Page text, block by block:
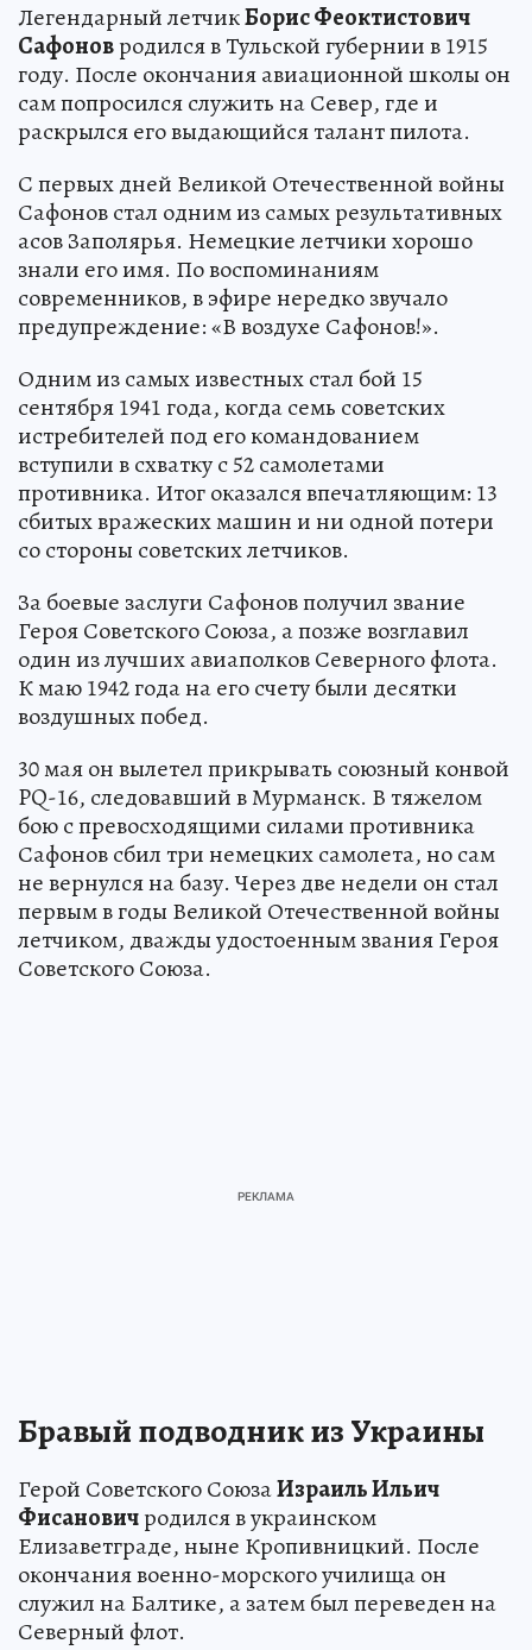
Легендарный летчикБорис Феоктистович
Сафоновродился в Тульской губернии в 1915
году. После окончания авиационной школы он
сам попросился служить на Север, где и
раскрылся его выдающийся талант пилота.
С первых дней Великой Отечественной войны
Сафонов стал одним из самых результативных
асов Заполярья. Немецкие летчики хорошо
знали его имя. По воспоминаниям
современников, в эфире нередко звучало
предупреждение: «В воздухе Сафонов!».
Одним из самых известных стал бой 15
сентября 1941 года, когда семь советских
истребителей под его командованием
вступили в схватку с 52 самолетами
противника. Итог оказался впечатляющим: 13
сбитых вражеских машин и ни одной потери
со стороны советских летчиков.
За боевые заслуги Сафонов получил звание
Героя Советского Союза, а позже возглавил
один из лучших авиаполков Северного флота.
К маю 1942 года на его счету были десятки
воздушных побед.
30 мая он вылетел прикрывать союзный конвой
PQ-16, следовавший в Мурманск. В тяжелом
бою с превосходящими силами противника
Сафонов сбил три немецких самолета, но сам
не вернулся на базу. Через две недели он стал
первым в годы Великой Отечественной войны
летчиком, дважды удостоенным звания Героя
Советского Союза.
Бравый подводник из Украины
Герой Советского СоюзаИзраиль Ильич
Фисановичродился в украинском
Елизаветграде, ныне Кропивницкий. После
окончания военно-морского училища он
служил на Балтике, а затем был переведен на
Северный флот.